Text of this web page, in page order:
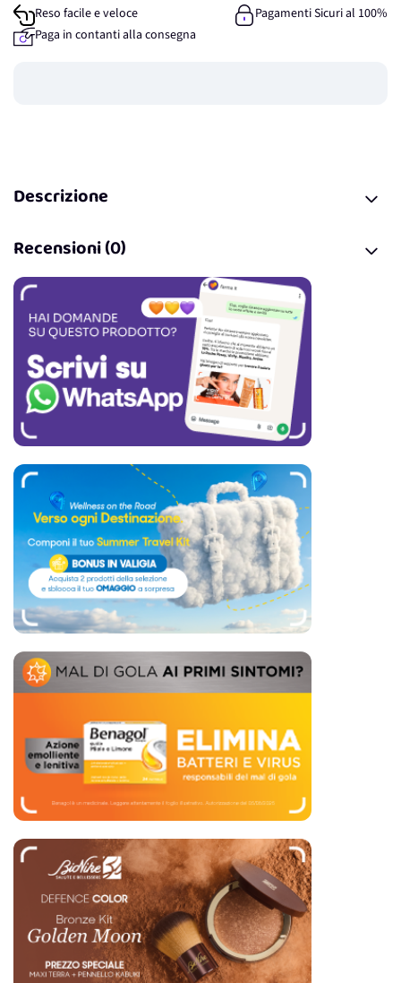
Reso facile e veloce
Pagamenti Sicuri al 100%
Paga in contanti alla consegna
Descrizione
Recensioni (0)